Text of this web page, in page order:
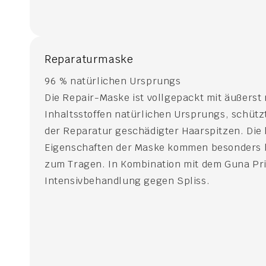
Reparaturmaske
96 % natürlichen Ursprungs
Die Repair-Maske ist vollgepackt mit
Inhaltsstoffen natürlichen Ursprungs,
der Reparatur geschädigter Haarspitzen. Die
Eigenschaften der Maske kommen
zum Tragen. In Kombination mit dem Guna
Intensivbehandlung gegen Spliss.